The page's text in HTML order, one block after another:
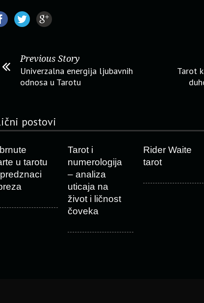
Previous Story
Univerzalna energija ljubavnih
odnosa u Tarotu
Tarot
postovi
u tarotu
Tarot i
numerologija
– analiza
uticaja na
život i ličnost
čoveka
Rider Waite
tarot